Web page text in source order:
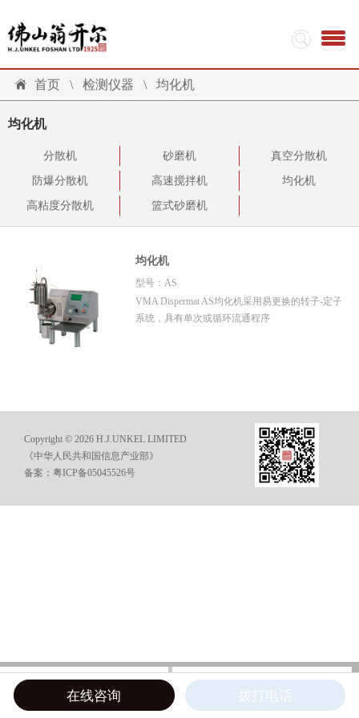
首页 \ 检测仪器 \ 均化机
均化机
分散机 砂磨机 真空分散机
防爆分散机 高速搅拌机 均化机
高粘度分散机 篮式砂磨机
均化机
型号：AS
VMA Dispermat AS均化机采用易更换的转子-定子
系统，具有单次或循环流通程序
Copyright © 2026 H.J.UNKEL LIMITED
《中华人民共和国信息产业部》
备案：粤ICP备05045526号
在线咨询 电话咨询
在线咨询 拨打电话